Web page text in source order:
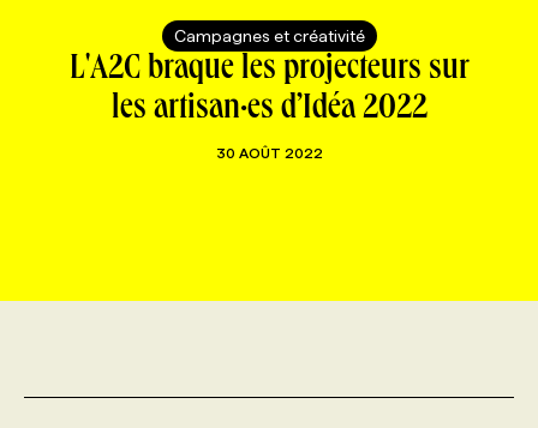
TOUTES LES CATÉGORIES
CHRONIQUES
FORFAITS ABONNEMENT
INFOLETTRES
Campagnes et créativité
L'A2C braque les projecteurs sur
les artisan·es d’Idéa 2022
30 AOÛT 2022